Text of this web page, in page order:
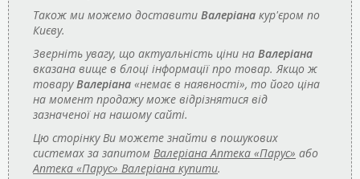
Також ми можемо доставити Валеріана кур'єром по
Києву.
Зверніть увагу, що актуальність ціни на Валеріана
вказана вище в блоці інформації про товар. Якщо ж
товаруВалеріана «немає в наявності», то його ціна
на момент продажу може відрізнятися від
зазначеної на нашому сайті.
Цю сторінку Ви можете знайти в пошукових
системах за запитом Валеріана Аптека «Парус» або
Аптека «Парус» Валеріана купити.